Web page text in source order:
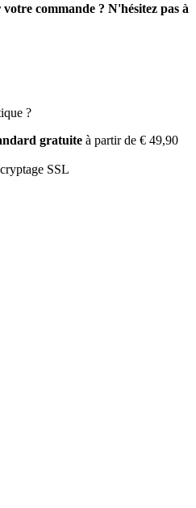
commande ? N'hésitez pas à
?
gratuite à partir de € 49,90
SSL